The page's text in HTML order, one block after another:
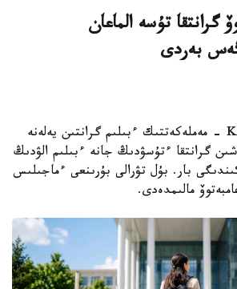
گرانتقا تۇسە الماعان
بەردى
استانا. KAZINFORM - مەملەكەتتىك ءبىلىم گرانتىن يەلەنە
گرانتقا ءتۇسۋدىڭ جانە ءبىلىم الۋدىڭ
بار. بۇل تۋرالى بۇرىنعى ءماجىلىس
مالىمدەدى.